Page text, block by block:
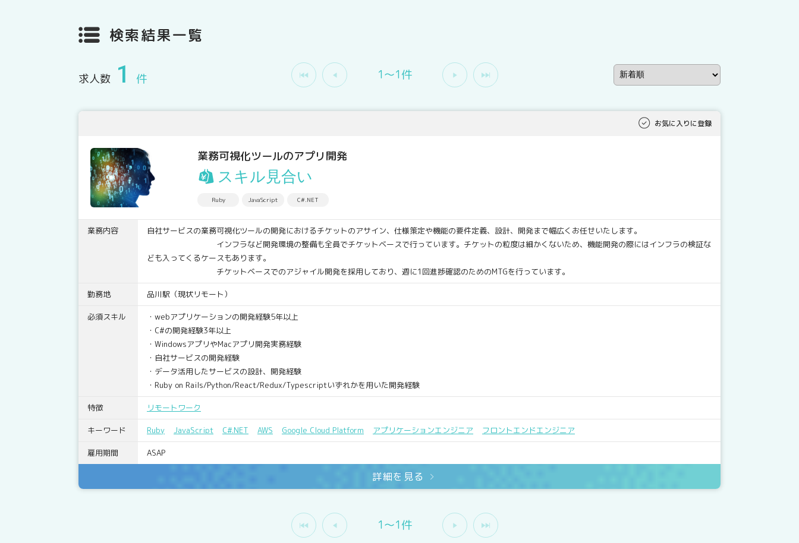
検索結果一覧
求人数 1 件 1〜1件
お気に入りに登録
業務可視化ツールのアプリ開発
スキル見合い
Ruby JavaScript C#.NET
業務内容
自社サービスの業務可視化ツールの開発におけるチケットのアサイン、仕様策定や機能の要件定義、設計、開発まで幅広くお任せいたします。
インフラなど開発環境の整備も全員でチケットベースで行っています。チケットの粒度は細かくないため、機能開発の際にはインフラの検証な
ども入ってくるケースもあります。
チケットベースでのアジャイル開発を採用しており、週に1回進捗確認のためのMTGを行っています。
勤務地 品川駅（現状リモート）
必須スキル
・webアプリケーションの開発経験5年以上
・C#の開発経験3年以上
・WindowsアプリやMacアプリ開発実務経験
・自社サービスの開発経験
・データ活用したサービスの設計、開発経験
・Ruby on Rails/Python/React/Redux/Typescriptいずれかを用いた開発経験
特徴 リモートワーク
キーワード Ruby JavaScript C#.NET AWS Google Cloud Platform アプリケーションエンジニア フロントエンドエンジニア
雇用期間 ASAP
詳細を見る
1〜1件